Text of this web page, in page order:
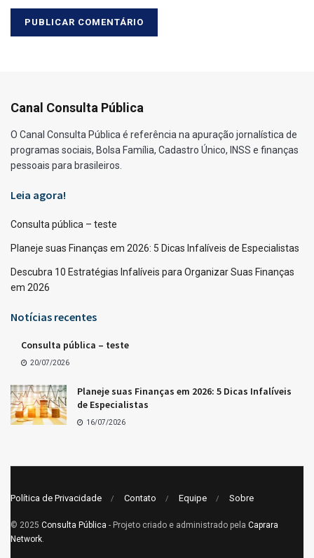
Canal Consulta Pública
O Canal Consulta Pública é referência na apuração jornalística de
programas sociais, Bolsa Família, Cadastro Único, INSS e finanças
pessoais para brasileiros.
Leia agora!
Consulta pública – teste
Planeje suas Finanças em 2026: 5 Dicas Infalíveis de Especialistas
Descubra 10 Estratégias Infalíveis para Organizar Suas Finanças
em 2026
Notícias recentes
Consulta pública – teste
20/07/2026
Planeje suas Finanças em 2026: 5 Dicas Infalíveis
de Especialistas
16/07/2026
Política de Privacidade Contato Equipe Sobre
© 2025 Consulta Pública - Projeto criado e administrado pela Caprara
Network